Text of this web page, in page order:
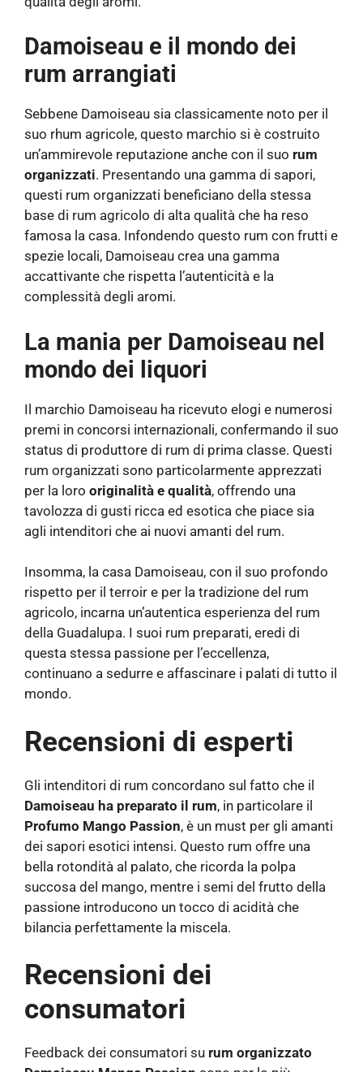
Damoiseau e il mondo dei
rum arrangiati
Sebbene Damoiseau sia classicamente noto per il
suo rhum agricole, questo marchio si è costruito
un’ammirevole reputazione anche con il suo rum
organizzati. Presentando una gamma di sapori,
questi rum organizzati beneficiano della stessa
base di rum agricolo di alta qualità che ha reso
famosa la casa. Infondendo questo rum con frutti e
spezie locali, Damoiseau crea una gamma
accattivante che rispetta l’autenticità e la
complessità degli aromi.
La mania per Damoiseau nel
mondo dei liquori
Il marchio Damoiseau ha ricevuto elogi e numerosi
premi in concorsi internazionali, confermando il suo
status di produttore di rum di prima classe. Questi
rum organizzati sono particolarmente apprezzati
per la loro originalità e qualità, offrendo una
tavolozza di gusti ricca ed esotica che piace sia
agli intenditori che ai nuovi amanti del rum.
Insomma, la casa Damoiseau, con il suo profondo
rispetto per il terroir e per la tradizione del rum
agricolo, incarna un’autentica esperienza del rum
della Guadalupa. I suoi rum preparati, eredi di
questa stessa passione per l’eccellenza,
continuano a sedurre e affascinare i palati di tutto il
mondo.
Recensioni di esperti
Gli intenditori di rum concordano sul fatto che il
Damoiseau ha preparato il rum, in particolare il
Profumo Mango Passion, è un must per gli amanti
dei sapori esotici intensi. Questo rum offre una
bella rotondità al palato, che ricorda la polpa
succosa del mango, mentre i semi del frutto della
passione introducono un tocco di acidità che
bilancia perfettamente la miscela.
Recensioni dei
consumatori
Feedback dei consumatori su rum organizzato